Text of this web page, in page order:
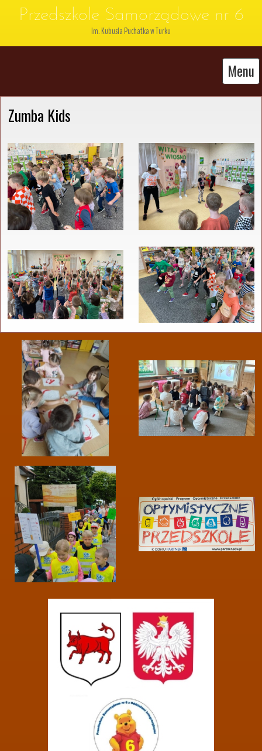
Przedszkole Samorządowe nr 6
im. Kubusia Puchatka w Turku
Menu
Zumba Kids